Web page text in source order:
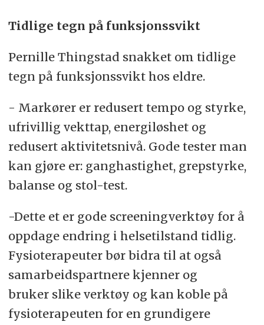
Tidlige tegn på funksjonssvikt
Pernille Thingstad snakket om tidlige
tegn på funksjonssvikt hos eldre.
- Markører er redusert tempo og styrke,
ufrivillig vekttap, energiløshet og
redusert aktivitetsnivå. Gode tester man
kan gjøre er: ganghastighet, grepstyrke,
balanse og stol-test.
-Dette et er gode screeningverktøy for å
oppdage endring i helsetilstand tidlig.
Fysioterapeuter bør bidra til at også
samarbeidspartnere kjenner og
bruker slike verktøy og kan koble på
fysioterapeuten for en grundigere